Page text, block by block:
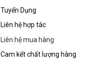
Tuyển Dụng
Liên hệ hợp tác
Liên hệ mua hàng
Cam kết chất lượng hàng